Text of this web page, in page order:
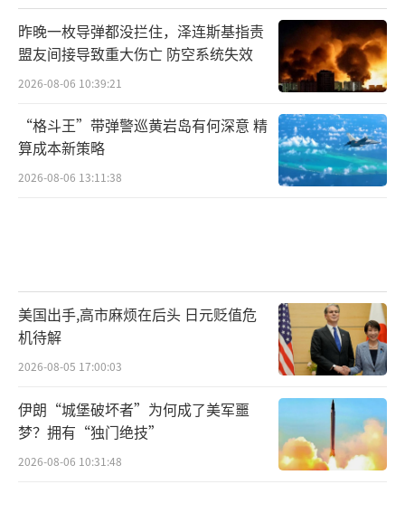
昨晚一枚导弹都没拦住，泽连斯基指责
盟友间接导致重大伤亡 防空系统失效
2026-08-06 10:39:21
“格斗王”带弹警巡黄岩岛有何深意 精
算成本新策略
2026-08-06 13:11:38
美国出手,高市麻烦在后头 日元贬值危
机待解
2026-08-05 17:00:03
伊朗“城堡破坏者”为何成了美军噩
梦？拥有“独门绝技”
2026-08-06 10:31:48